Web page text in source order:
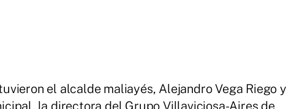
el alcalde maliayés, Alejandro Vega Riego y
la directora del Grupo Villaviciosa-Aires de